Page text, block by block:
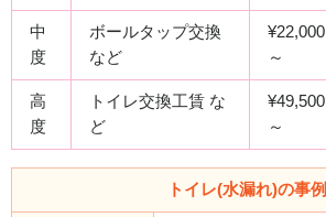
中
度
ボールタップ交換
など
¥22,000
～
高
度
トイレ交換工賃 な
ど
¥49,500
～
トイレ(水漏れ)の事例